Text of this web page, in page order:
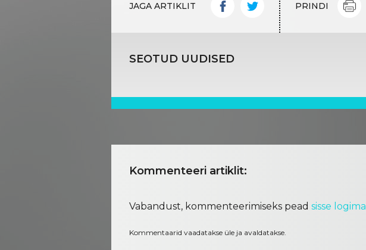
JAGA ARTIKLIT PRINDI
SEOTUD UUDISED
Kommenteeri artiklit:
Vabandust, kommenteerimiseks pead sisse logima
Kommentaarid vaadatakse üle ja avaldatakse.